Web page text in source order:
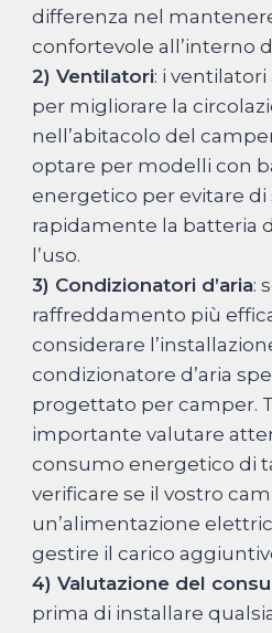
differenza nel
confortevole all’interno
2) Ventilatori: i ventilatori
per migliorare la
nell’abitacolo del
optare per modelli con
energetico per evitare di
rapidamente la batteria
l’uso.
3) Condizionatori d’aria:
raffreddamento più
considerare
condizionatore d’aria
progettato per camper.
importante valutare
consumo energetico di
verificare se il vostro
un’alimentazione
gestire il carico
4) Valutazione del
prima di installare